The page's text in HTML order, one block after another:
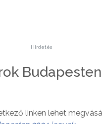
Hirdetés
linken lehet